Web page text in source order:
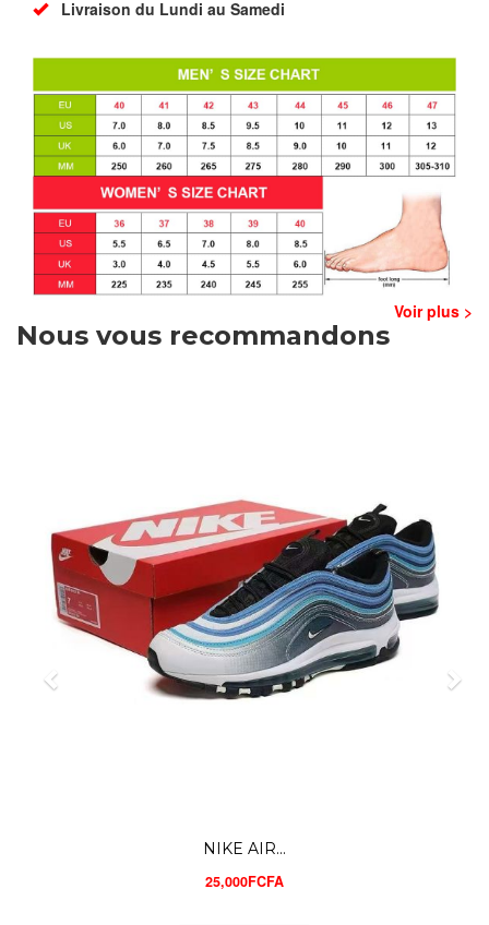
Livraison du Lundi au Samedi
Voir plus >
Nous vous recommandons
NIKE AIR...
25,000FCFA